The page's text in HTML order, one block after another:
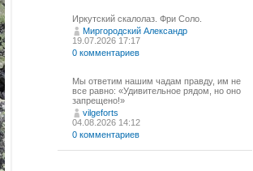
Иркутский скалолаз. Фри Соло.
Миргородский Александр
19.07.2026 17:17
0 комментариев
Мы ответим нашим чадам правду, им не
все равно: «Удивительное рядом, но оно
запрещено!»
vilgeforts
04.08.2026 14:12
0 комментариев